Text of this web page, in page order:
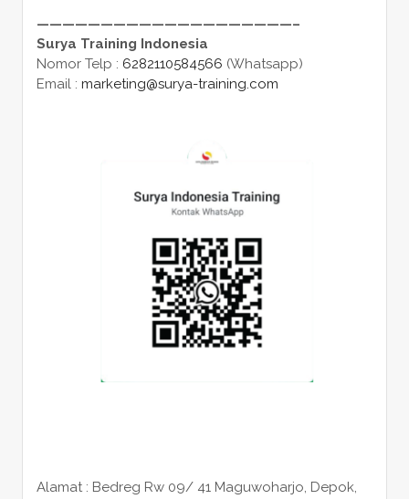
————————————————————–
Surya Training Indonesia
Nomor Telp : 6282110584566 (Whatsapp)
Email : marketing@surya-training.com
Alamat : Bedreg Rw 09/ 41 Maguwoharjo, Depok,